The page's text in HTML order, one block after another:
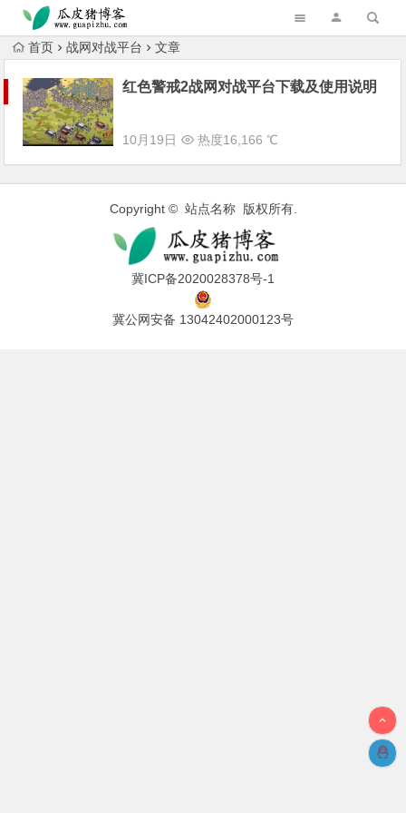
跳转到主内容
首页 战网对战平台 文章
红色警戒2战网对战平台下载及使用说明
10月19日 热度16,166 ℃
Copyright © 站点名称 版权所有.
冀ICP备2020028378号-1
冀公网安备 13042402000123号